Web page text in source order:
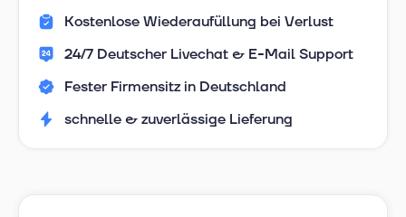
Kostenlose Wiederaufüllung bei Verlust
24/7 Deutscher Livechat & E-Mail Support
Fester Firmensitz in Deutschland
schnelle & zuverlässige Lieferung